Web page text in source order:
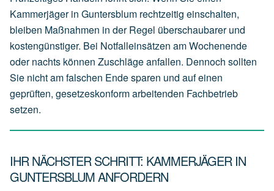
Kammerjäger in Guntersblum rechtzeitig einschalten,
bleiben Maßnahmen in der Regel überschaubarer und
kostengünstiger. Bei Notfalleinsätzen am Wochenende
oder nachts können Zuschläge anfallen. Dennoch sollten
Sie nicht am falschen Ende sparen und auf einen
geprüften, gesetzeskonform arbeitenden Fachbetrieb
setzen.
IHR NÄCHSTER SCHRITT: KAMMERJÄGER IN
GUNTERSBLUM ANFORDERN